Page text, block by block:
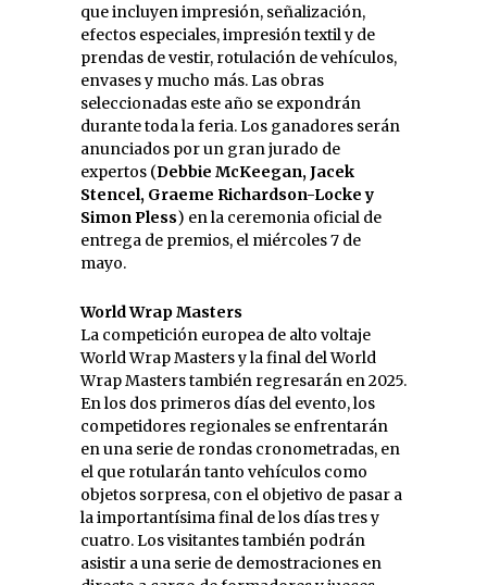
que incluyen impresión, señalización,
efectos especiales, impresión textil y de
prendas de vestir, rotulación de vehículos,
envases y mucho más. Las obras
seleccionadas este año se expondrán
durante toda la feria. Los ganadores serán
anunciados por un gran jurado de
expertos (Debbie McKeegan, Jacek
Stencel, Graeme Richardson-Locke y
Simon Pless) en la ceremonia oficial de
entrega de premios, el miércoles 7 de
mayo.
World Wrap Masters
La competición europea de alto voltaje
World Wrap Masters y la final del World
Wrap Masters también regresarán en 2025.
En los dos primeros días del evento, los
competidores regionales se enfrentarán
en una serie de rondas cronometradas, en
el que rotularán tanto vehículos como
objetos sorpresa, con el objetivo de pasar a
la importantísima final de los días tres y
cuatro. Los visitantes también podrán
asistir a una serie de demostraciones en